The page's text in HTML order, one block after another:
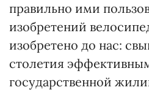
правильно ими
изобретений
изобретено до нас:
столетия
государственной